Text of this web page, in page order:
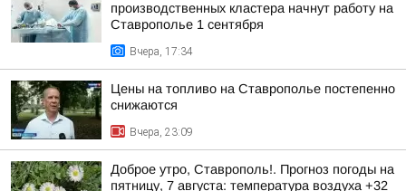
производственных кластера начнут работу на
Ставрополье 1 сентября
Вчера, 17:34
Цены на топливо на Ставрополье постепенно
снижаются
Вчера, 23:09
Доброе утро, Ставрополь!. Прогноз погоды на
пятницу, 7 августа: температура воздуха +32